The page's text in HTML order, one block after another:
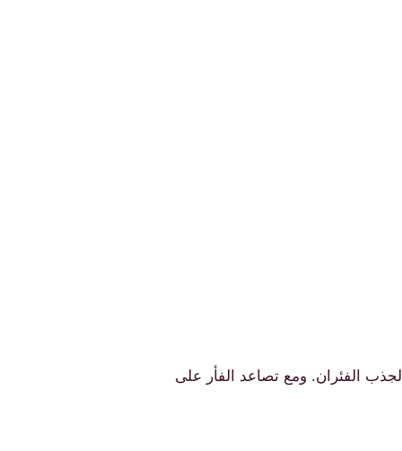
الفئران. ومع تصاعد الفأر على